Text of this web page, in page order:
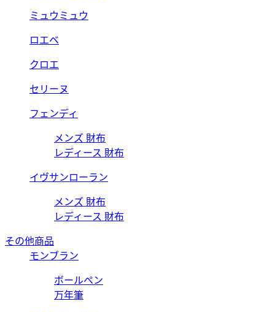
ミュウミュウ
ロエベ
クロエ
セリーヌ
フェンディ
メンズ 財布
レディース 財布
イヴサンローラン
メンズ 財布
レディース 財布
その他商品
モンブラン
ボールペン
万年筆